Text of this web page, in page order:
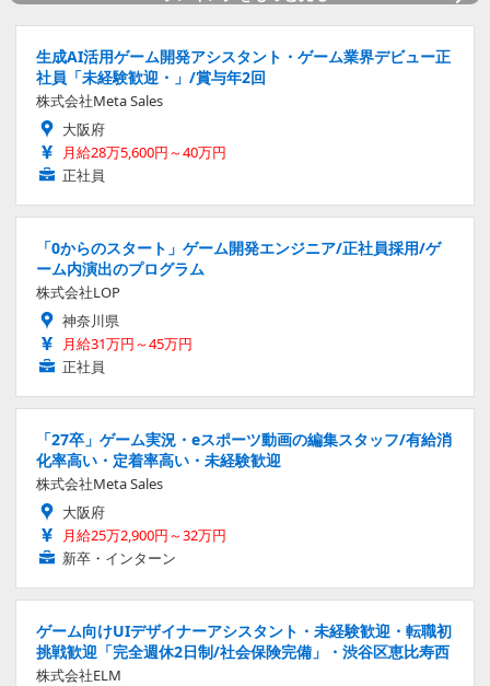
生成AI活用ゲーム開発アシスタント・ゲーム業界デビュー正
社員「未経験歓迎・」/賞与年2回
株式会社Meta Sales
大阪府
月給28万5,600円～40万円
正社員
「0からのスタート」ゲーム開発エンジニア/正社員採用/ゲ
ーム内演出のプログラム
株式会社LOP
神奈川県
月給31万円～45万円
正社員
「27卒」ゲーム実況・eスポーツ動画の編集スタッフ/有給消
化率高い・定着率高い・未経験歓迎
株式会社Meta Sales
大阪府
月給25万2,900円～32万円
新卒・インターン
ゲーム向けUIデザイナーアシスタント・未経験歓迎・転職初
挑戦歓迎「完全週休2日制/社会保険完備」・渋谷区恵比寿西
株式会社ELM